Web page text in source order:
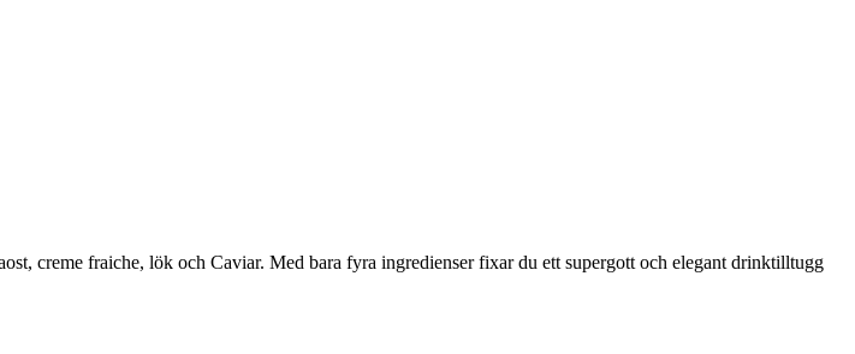
creme fraiche, lök och Caviar. Med bara fyra ingredienser fixar du ett supergott och elegant drinktilltugg